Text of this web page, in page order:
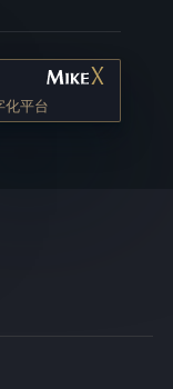
化平台